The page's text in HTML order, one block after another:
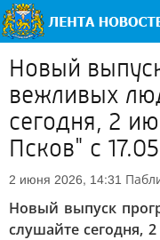
Новый
вежливых
сегодня, 2
Псков" с 17.05
2 июня 2026, 14:31
Новый выпуск
слушайте сегодня,